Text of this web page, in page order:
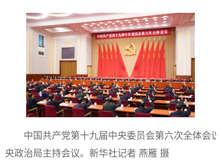
中国共产党第十九届中央委员会第六次全体会议
央政治局主持会议。新华社记者 燕雁 摄